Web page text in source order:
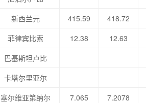
新西兰元
415.59 418.72
菲律宾比索
12.38 12.63
巴基斯坦卢比
卡塔尔里亚尔
塞尔维亚第纳尔
7.065 7.2078